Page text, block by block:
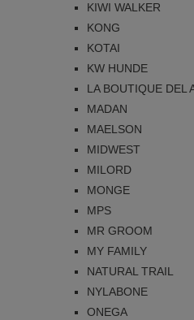
KIWI WALKER
KONG
KOTAI
KW HUNDE
LA BOUTIQUE DEL
MADAN
MAELSON
MIDWEST
MILORD
MONGE
MPS
MR GROOM
MY FAMILY
NATURAL TRAIL
NYLABONE
ONEGA